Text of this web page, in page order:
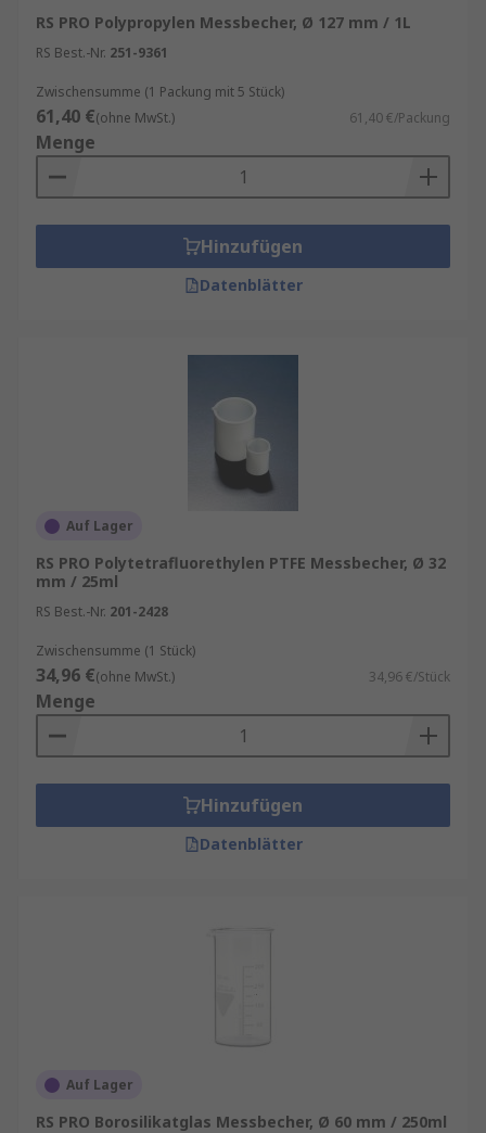
RS PRO Polypropylen Messbecher, Ø 127 mm / 1L
RS Best.-Nr. 251-9361
Zwischensumme (1 Packung mit 5 Stück)
61,40 €(ohne MwSt.) 61,40 €/Packung
Menge
Hinzufügen
Datenblätter
Auf Lager
RS PRO Polytetrafluorethylen PTFE Messbecher, Ø 32
mm / 25ml
RS Best.-Nr. 201-2428
Zwischensumme (1 Stück)
34,96 €(ohne MwSt.) 34,96 €/Stück
Menge
Hinzufügen
Datenblätter
Auf Lager
RS PRO Borosilikatglas Messbecher, Ø 60 mm / 250ml